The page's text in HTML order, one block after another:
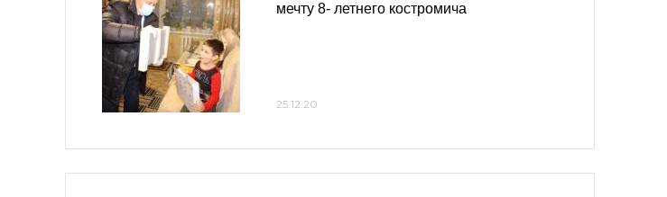
мечту 8- летнего костромича
25.12.20